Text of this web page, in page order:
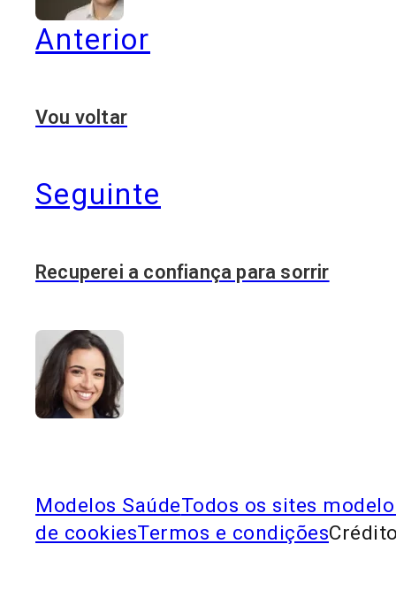
Anterior
Vou voltar
Seguinte
Recuperei a confiança para sorrir
Modelos SaúdeTodos os sites modelo
de cookiesTermos e condições